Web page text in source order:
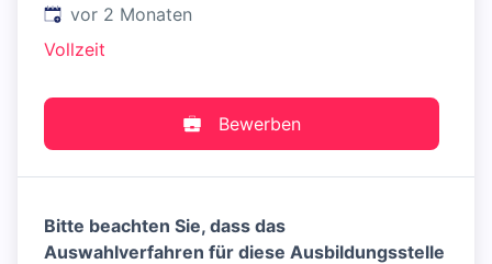
Veröffentlicht:
vor 2 Monaten
Vollzeit
Bewerben
Bitte beachten Sie, dass das
Auswahlverfahren für diese Ausbildungsstelle